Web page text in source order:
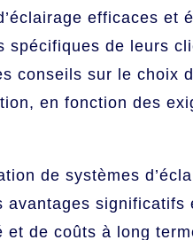
efficaces et
spécifiques de leurs
conseils sur le choix
en fonction des
de systèmes
significatifs
de coûts à long